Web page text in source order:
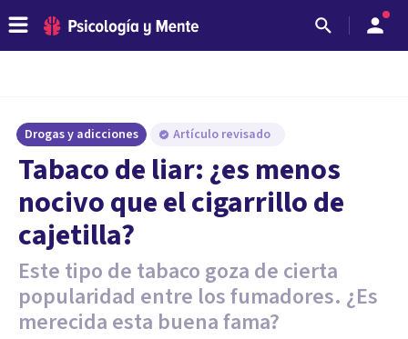
Drogas y adicciones Artículo revisado
Tabaco de liar: ¿es menos
nocivo que el cigarrillo de
cajetilla?
Este tipo de tabaco goza de cierta
popularidad entre los fumadores. ¿Es
merecida esta buena fama?